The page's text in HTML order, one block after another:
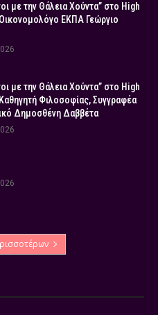
με την Θάλεια Χούντα” στο High
ΕΚΠΑ Γεώργιο
με την Θάλεια Χούντα” στο High
Φιλοσοφίας, Συγγραφέα
Δημοσθένη Δαββέτα